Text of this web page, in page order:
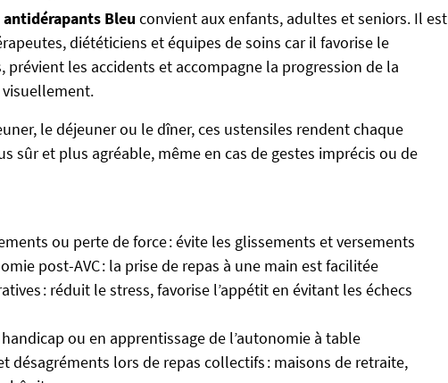
Bleu convient aux enfants, adultes et seniors. Il est
diététiciens et équipes de soins car il favorise le
prévient les accidents et accompagne la progression de la
le déjeuner ou le dîner, ces ustensiles rendent chaque
sûr et plus agréable, même en cas de gestes imprécis ou de
ou perte de force : évite les glissements et versements
post-AVC : la prise de repas à une main est facilitée
: réduit le stress, favorise l’appétit en évitant les échecs
ou en apprentissage de l’autonomie à table
désagréments lors de repas collectifs : maisons de retraite,